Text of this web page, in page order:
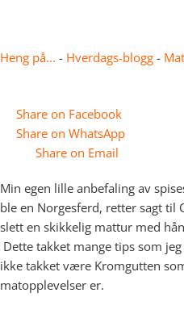
Heng på... - Hverdags-blogg -
Share on Facebook
Share on WhatsApp
Share on Email
Min egen lille anbefaling av
ble en Norgesferd, retter sagt til
slett en skikkelig mattur med
Dette takket mange tips som
ikke takket være Kromgutten
matopplevelser er.